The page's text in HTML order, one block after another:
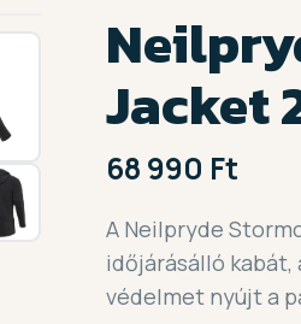
Jacket
68 990 Ft
A Neilpryde
időjárásálló kabát,
védelmet nyújt a